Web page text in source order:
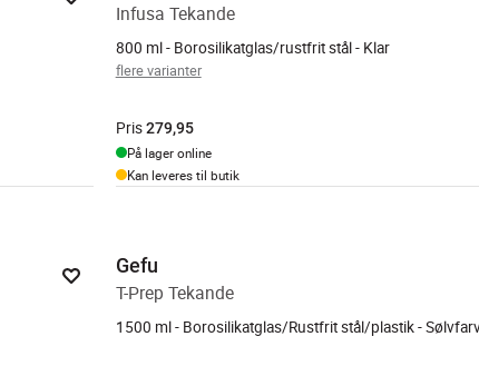
Infusa Tekande
800 ml - Borosilikatglas/rustfrit stål - Klar
flere varianter
Pris 279,95
På lager online
Kan leveres til butik
Gefu
T-Prep Tekande
1500 ml - Borosilikatglas/Rustfrit stål/plastik -